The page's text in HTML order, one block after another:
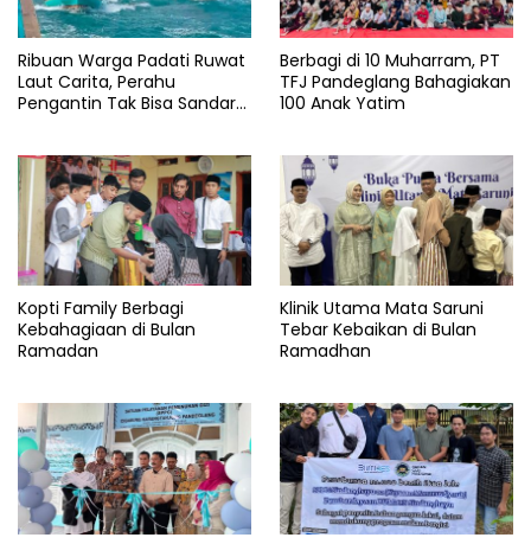
Kpm
Pandeglang
Sindangresmi
Ribuan Warga Padati Ruwat
Laut Carita, Perahu
Pengantin Tak Bisa Sandar
Berbagi di 10 Muharram, PT
TFJ Pandeglang Bahagiakan
100 Anak Yatim
Kopti Family Berbagi
Kebahagiaan di Bulan
Ramadan
Klinik Utama Mata Saruni
Tebar Kebaikan di Bulan
Ramadhan